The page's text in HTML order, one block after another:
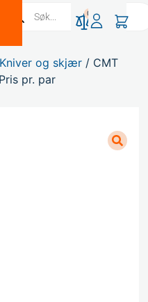
0
Kniver og skjær / CMT
pr. par